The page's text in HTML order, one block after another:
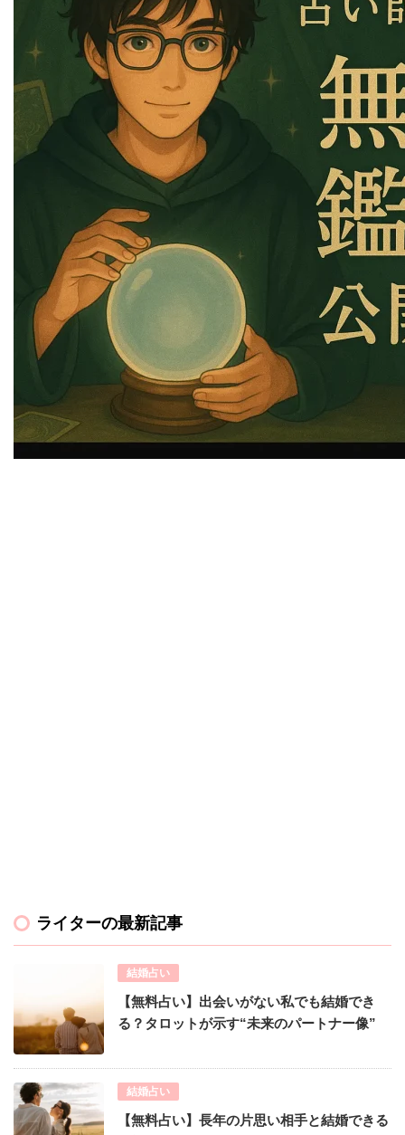
ライターの最新記事
結婚占い
【無料占い】出会いがない私でも結婚でき
る？タロットが示す“未来のパートナー像”
結婚占い
【無料占い】長年の片思い相手と結婚できる